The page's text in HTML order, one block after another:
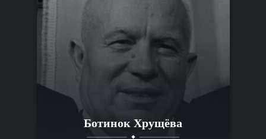
Ботинок Хрущёва